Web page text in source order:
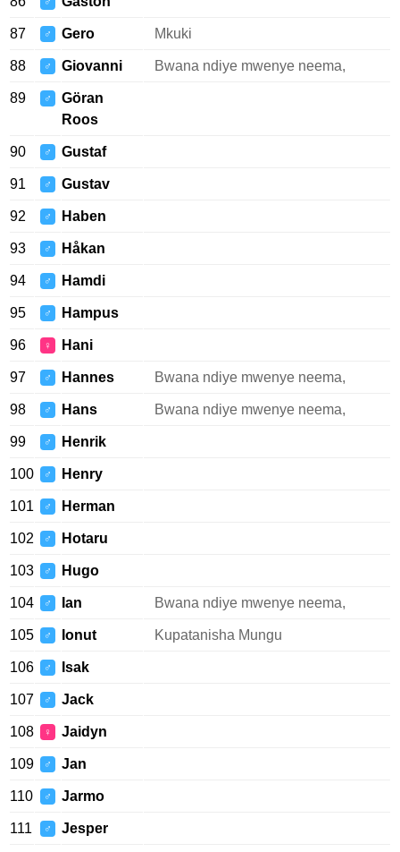
87 ♂ Gero Mkuki
88 ♂ Giovanni Bwana ndiye mwenye neema,
89 ♂
Göran
Roos
90 ♂ Gustaf
91 ♂ Gustav
92 ♂ Haben
93 ♂ Håkan
94 ♂ Hamdi
95 ♂ Hampus
96 ♀ Hani
97 ♂ Hannes Bwana ndiye mwenye neema,
98 ♂ Hans Bwana ndiye mwenye neema,
99 ♂ Henrik
100 ♂ Henry
101 ♂ Herman
102 ♂ Hotaru
103 ♂ Hugo
104 ♂ Ian Bwana ndiye mwenye neema,
105 ♂ Ionut Kupatanisha Mungu
106 ♂ Isak
107 ♂ Jack
108 ♀ Jaidyn
109 ♂ Jan
110 ♂ Jarmo
111 ♂ Jesper